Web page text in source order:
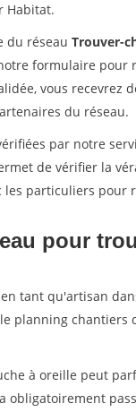
Habitat.
du réseau Trouver-
formulaire pour
vous recevrez
du réseau.
par notre
de vérifier la
les particuliers
pour
tant qu'artisan
planning chantiers
à oreille peut
obligatoirement